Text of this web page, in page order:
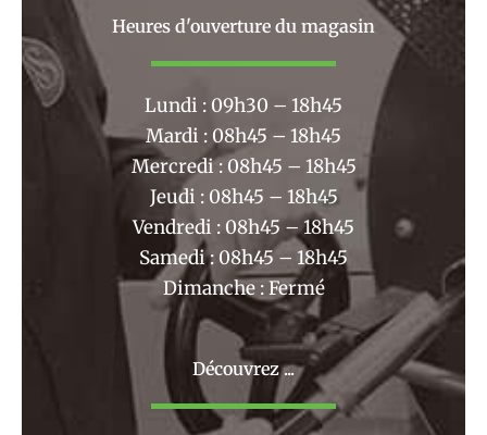
b
o
k
a
r
m
Heures d'ouverture du magasin
Lundi : 09h30 – 18h45
Mardi : 08h45 – 18h45
Mercredi : 08h45 – 18h45
Jeudi : 08h45 – 18h45
Vendredi : 08h45 – 18h45
Samedi : 08h45 – 18h45
Dimanche : Fermé
Découvrez ...